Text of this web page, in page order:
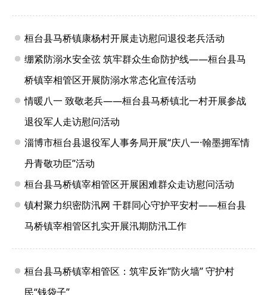
桓台县马桥镇康杨村开展走访慰问退役老兵活动
绷紧防溺水安全弦 筑牢群众生命防护线——桓台县马
桥镇宰相管区开展防溺水常态化宣传活动
情暖八一 致敬老兵——桓台县马桥镇北一村开展参战
退役军人走访慰问活动
淄博市桓台县退役军人事务局开展“庆八一·翰墨拥军情
丹青敬功臣”活动
桓台县马桥镇宰相管区开展困难群众走访慰问活动
镇村聚力织密防汛网 干群同心守护平安村——桓台县
马桥镇宰相管区扎实开展汛期防汛工作
桓台县马桥镇宰相管区：筑牢反诈“防火墙” 守护村
民“钱袋子”